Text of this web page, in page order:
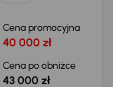
Cena promocyjna
40 000 zł
Cena po obniżce
43 000 zł